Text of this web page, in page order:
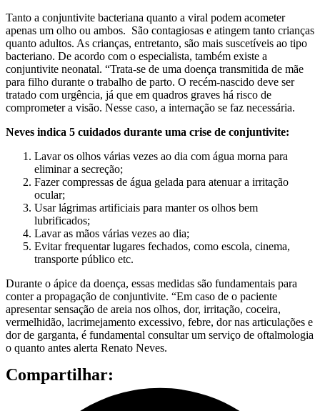
Tanto a conjuntivite bacteriana quanto a viral podem acometer
apenas um olho ou ambos. São contagiosas e atingem tanto crianças
quanto adultos. As crianças, entretanto, são mais suscetíveis ao tipo
bacteriano. De acordo com o especialista, também existe a
conjuntivite neonatal. “Trata-se de uma doença transmitida de mãe
para filho durante o trabalho de parto. O recém-nascido deve ser
tratado com urgência, já que em quadros graves há risco de
comprometer a visão. Nesse caso, a internação se faz necessária.
Neves indica 5 cuidados durante uma crise de conjuntivite:
Lavar os olhos várias vezes ao dia com água morna para
eliminar a secreção;
Fazer compressas de água gelada para atenuar a irritação
ocular;
Usar lágrimas artificiais para manter os olhos bem
lubrificados;
Lavar as mãos várias vezes ao dia;
Evitar frequentar lugares fechados, como escola, cinema,
transporte público etc.
Durante o ápice da doença, essas medidas são fundamentais para
conter a propagação de conjuntivite. “Em caso de o paciente
apresentar sensação de areia nos olhos, dor, irritação, coceira,
vermelhidão, lacrimejamento excessivo, febre, dor nas articulações e
dor de garganta, é fundamental consultar um serviço de oftalmologia
o quanto antes alerta Renato Neves.
Compartilhar: